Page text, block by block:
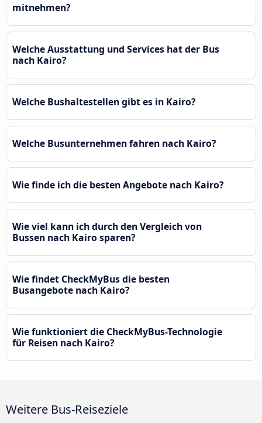
mitnehmen?
Welche Ausstattung und Services hat der Bus
nach Kairo?
Welche Bushaltestellen gibt es in Kairo?
Welche Busunternehmen fahren nach Kairo?
Wie finde ich die besten Angebote nach Kairo?
Wie viel kann ich durch den Vergleich von
Bussen nach Kairo sparen?
Wie findet CheckMyBus die besten
Busangebote nach Kairo?
Wie funktioniert die CheckMyBus-Technologie
für Reisen nach Kairo?
Weitere Bus-Reiseziele